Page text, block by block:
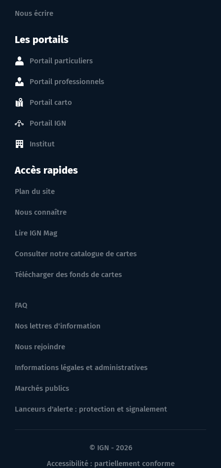
Nous écrire
Les portails
Portail particuliers
Portail professionnels
Portail carto
Portail IGN
Institut
Accès rapides
Plan du site
Nous connaître
Lire IGN Mag
Consulter notre catalogue de cartes
Télécharger des fonds de cartes
FAQ
Nos lettres d'information
Nous rejoindre
Informations légales et administratives
Marchés publics
Lanceurs d'alerte : protection et signalement
© IGN - 2026
Accessibilité : partiellement conforme